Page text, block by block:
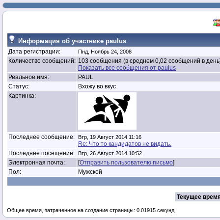
Информация об участнике paulus
Дата регистрации: Пнд, Ноябрь 24, 2008
Количество сообщений: 103 сообщения (в среднем 0,02 сообщений в
Показать все сообщения от paulus
Реальное имя:
PAUL
Статус:
Вхожу во вкус
Картинка:
Последнее сообщение: Втр, 19 Август 2014 11:16
Re: Что то кандидатов не видать.
Последнее посещение: Втр, 26 Август 2014 10:52
Электронная почта: [Отправить пользователю письмо]
Пол:
Мужской
Текущее
Общее время, затраченное на создание страницы: 0.01915 секунд